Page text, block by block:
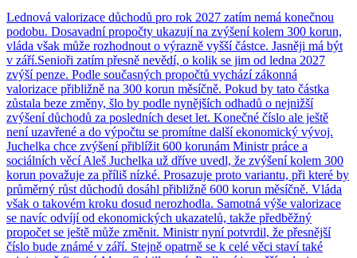
Lednová valorizace důchodů pro rok 2027 zatím nemá konečnou
podobu. Dosavadní propočty ukazují na zvýšení kolem 300 korun,
vláda však může rozhodnout o výrazně vyšší částce. Jasněji má být
v září.Senioři zatím přesně nevědí, o kolik se jim od ledna 2027
zvýší penze. Podle současných propočtů vychází zákonná
valorizace přibližně na 300 korun měsíčně. Pokud by tato částka
zůstala beze změny, šlo by podle nynějších odhadů o nejnižší
zvýšení důchodů za posledních deset let. Konečné číslo ale ještě
není uzavřené a do výpočtu se promítne další ekonomický vývoj.
Juchelka chce zvýšení přiblížit 600 korunám Ministr práce a
sociálních věcí Aleš Juchelka už dříve uvedl, že zvýšení kolem 300
korun považuje za příliš nízké. Prosazuje proto variantu, při které by
průměrný růst důchodů dosáhl přibližně 600 korun měsíčně. Vláda
však o takovém kroku dosud nerozhodla. Samotná výše valorizace
se navíc odvíjí od ekonomických ukazatelů, takže předběžný
propočet se ještě může změnit. Ministr nyní potvrdil, že přesnější
číslo bude známé v září. Stejně opatrně se k celé věci staví také